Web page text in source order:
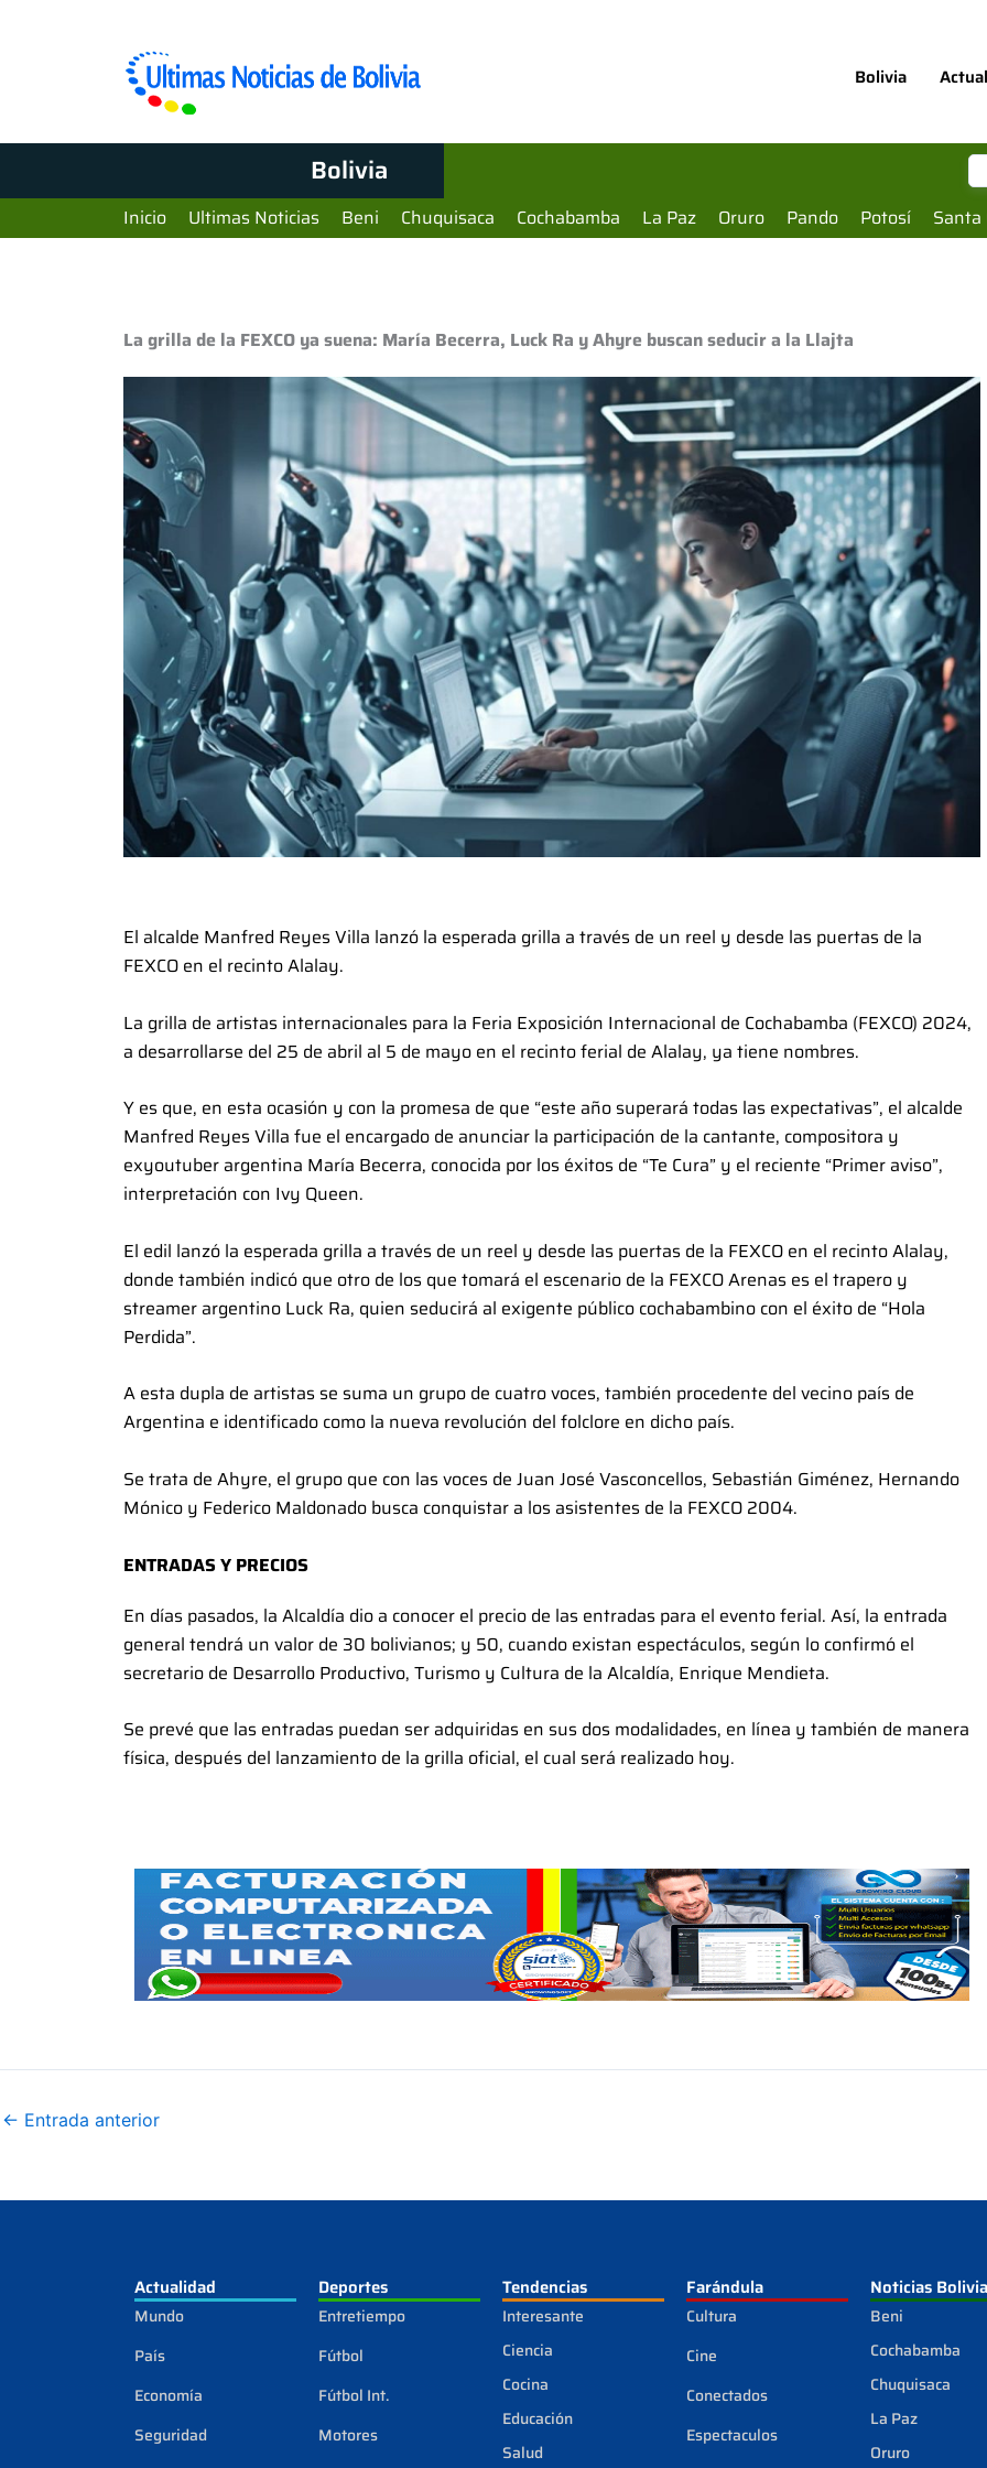
Bolivia
Bolivia
Inicio Ultimas Noticias Beni Chuquisaca Cochabamba La Paz Oruro Pando Potosí Santa
La grilla de la FEXCO ya suena: María Becerra, Luck Ra y Ahyre buscan seducir a la Llajta
El alcalde Manfred Reyes Villa lanzó la esperada grilla a través de un reel y desde las puertas de la
FEXCO en el recinto Alalay.
La grilla de artistas internacionales para la Feria Exposición Internacional de Cochabamba (FEXCO) 2024,
a desarrollarse del 25 de abril al 5 de mayo en el recinto ferial de Alalay, ya tiene nombres.
Y es que, en esta ocasión y con la promesa de que “este año superará todas las expectativas”, el alcalde
Manfred Reyes Villa fue el encargado de anunciar la participación de la cantante, compositora y
exyoutuber argentina María Becerra, conocida por los éxitos de “Te Cura” y el reciente “Primer aviso”,
interpretación con Ivy Queen.
El edil lanzó la esperada grilla a través de un reel y desde las puertas de la FEXCO en el recinto Alalay,
donde también indicó que otro de los que tomará el escenario de la FEXCO Arenas es el trapero y
streamer argentino Luck Ra, quien seducirá al exigente público cochabambino con el éxito de “Hola
Perdida”.
A esta dupla de artistas se suma un grupo de cuatro voces, también procedente del vecino país de
Argentina e identificado como la nueva revolución del folclore en dicho país.
Se trata de Ahyre, el grupo que con las voces de Juan José Vasconcellos, Sebastián Giménez, Hernando
Mónico y Federico Maldonado busca conquistar a los asistentes de la FEXCO 2004.
ENTRADAS Y PRECIOS
En días pasados, la Alcaldía dio a conocer el precio de las entradas para el evento ferial. Así, la entrada
general tendrá un valor de 30 bolivianos; y 50, cuando existan espectáculos, según lo confirmó el
secretario de Desarrollo Productivo, Turismo y Cultura de la Alcaldía, Enrique Mendieta.
Se prevé que las entradas puedan ser adquiridas en sus dos modalidades, en línea y también de manera
física, después del lanzamiento de la grilla oficial, el cual será realizado hoy.
← Entrada anterior
Actualidad
Mundo
País
Economía
Seguridad
Deportes
Entretiempo
Fútbol
Fútbol Int.
Motores
Tendencias
Interesante
Ciencia
Cocina
Educación
Salud
Farándula
Cultura
Cine
Conectados
Espectaculos
Noticias Bolivia
Beni
Cochabamba
Chuquisaca
La Paz
Oruro